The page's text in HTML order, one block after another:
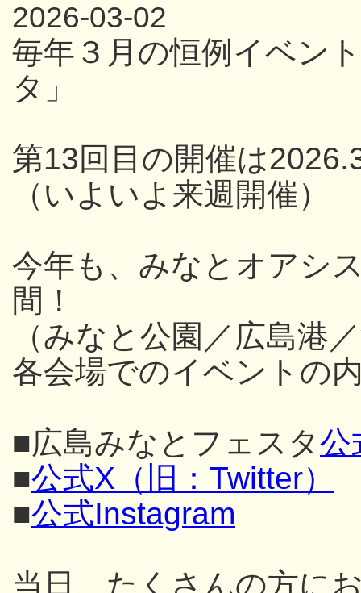
2026-03-02
毎年３月の恒例イベン
タ」
第13回目の開催は
（いよいよ来週開催）
今年も、みなとオアシ
間！
（みなと公園／広島港
各会場でのイベントの
■広島みなとフェスタ公
■公式X（旧：Twitter）
■公式Instagram
当日、たくさんの方に